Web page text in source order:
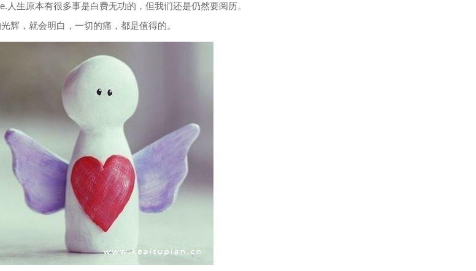
人生原本有很多事是白费无功的，但我们还是仍然要阅历。
辉，就会明白，一切的痛，都是值得的。